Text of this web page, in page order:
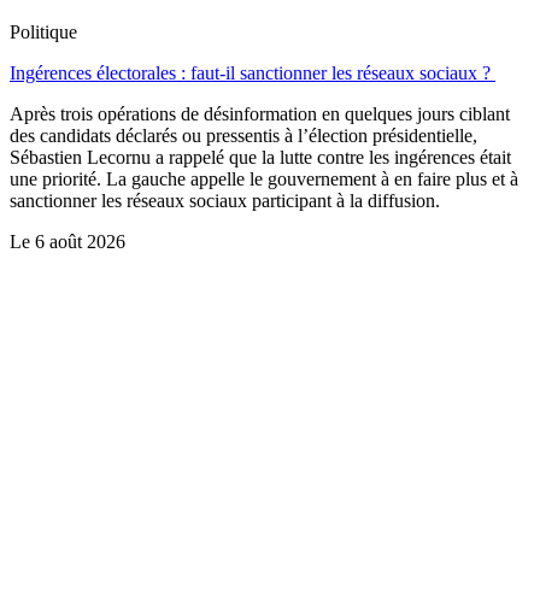
Politique
Ingérences électorales : faut-il sanctionner les réseaux sociaux ?
Après trois opérations de désinformation en quelques jours ciblant
des candidats déclarés ou pressentis à l’élection présidentielle,
Sébastien Lecornu a rappelé que la lutte contre les ingérences était
une priorité. La gauche appelle le gouvernement à en faire plus et à
sanctionner les réseaux sociaux participant à la diffusion.
Le 6 août 2026